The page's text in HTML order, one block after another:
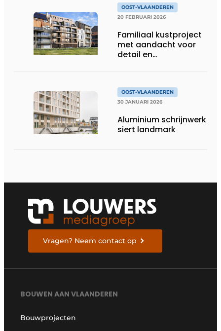
OOST-VLAANDEREN
20 FEBRUARI 2026
Familiaal kustproject
met aandacht voor
detail en
OOST-VLAANDEREN
30 JANUARI 2026
Aluminium schrijnwerk
siert landmark
Vragen? Neem contact op
BOUWEN AAN VLAANDEREN
Bouwprojecten